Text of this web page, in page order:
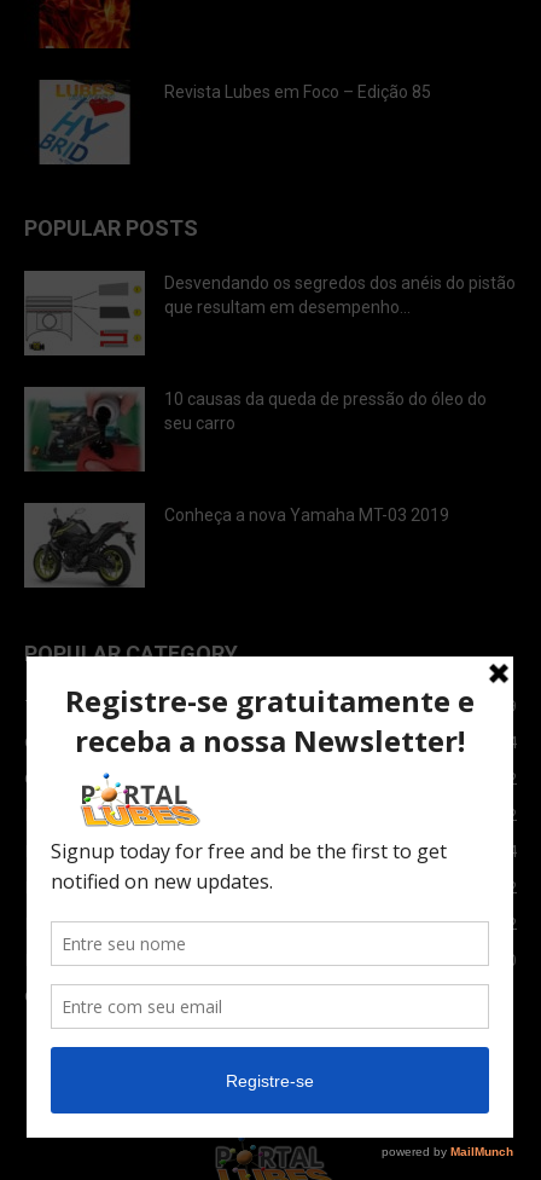
Revista Lubes em Foco – Edição 85
POPULAR POSTS
Desvendando os segredos dos anéis do pistão
que resultam em desempenho...
10 causas da queda de pressão do óleo do
seu carro
Conheça a nova Yamaha MT-03 2019
POPULAR CATEGORY
TOPNEWS
7089
Carro e Moto
3764
Carro
2082
Notícias
1852
Indústria
1024
Moto
972
Economia
672
Newsletter
630
Carros Verdes e Novas tecnologias automotivas